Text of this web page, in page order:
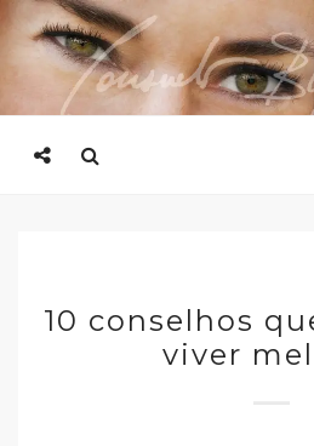
10 conselhos
viver